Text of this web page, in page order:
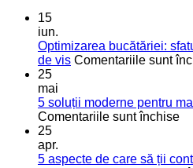
15
iun.
Optimizarea bucătăriei:
de vis Comentariile sunt
25
mai
5 soluții moderne pentru
Comentariile sunt închise
25
apr.
5 aspecte de care să ții